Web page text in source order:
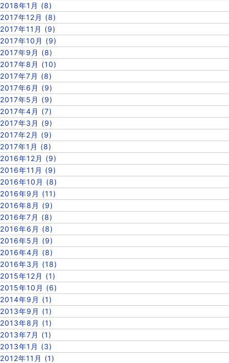
2018年1月 (8)
2017年12月 (8)
2017年11月 (9)
2017年10月 (9)
2017年9月 (8)
2017年8月 (10)
2017年7月 (8)
2017年6月 (9)
2017年5月 (9)
2017年4月 (7)
2017年3月 (9)
2017年2月 (9)
2017年1月 (8)
2016年12月 (9)
2016年11月 (9)
2016年10月 (8)
2016年9月 (11)
2016年8月 (9)
2016年7月 (8)
2016年6月 (8)
2016年5月 (9)
2016年4月 (8)
2016年3月 (18)
2015年12月 (1)
2015年10月 (6)
2014年9月 (1)
2013年9月 (1)
2013年8月 (1)
2013年7月 (1)
2013年1月 (3)
2012年11月 (1)